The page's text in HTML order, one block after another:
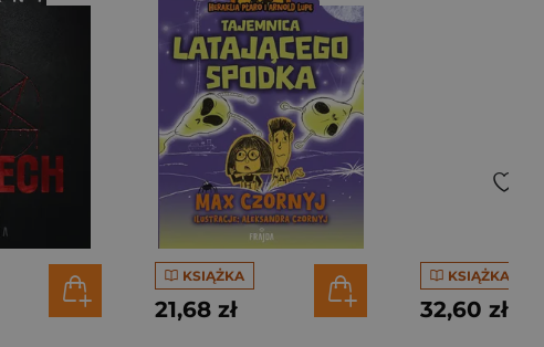
KSIĄŻKA
21,68 zł
KSIĄŻKA
32,60 zł